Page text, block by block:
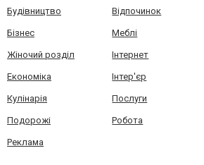
Будівництво Відпочинок
Бізнес Меблі
Жіночий розділ Інтернет
Економіка Інтер'єр
Кулінарія Послуги
Подорожі Робота
Реклама